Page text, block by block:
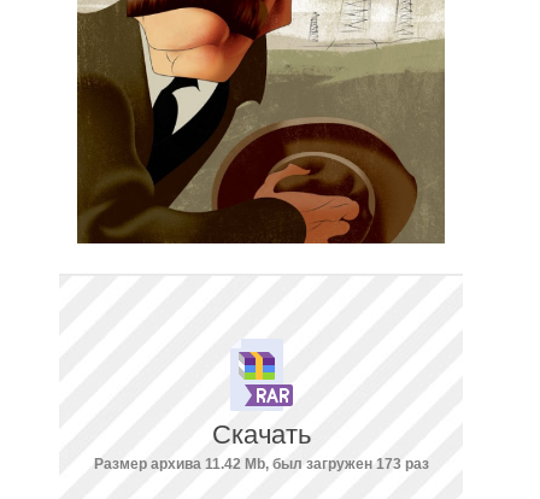
Скачать
Размер архива 11.42 Mb, был загружен 173 раз